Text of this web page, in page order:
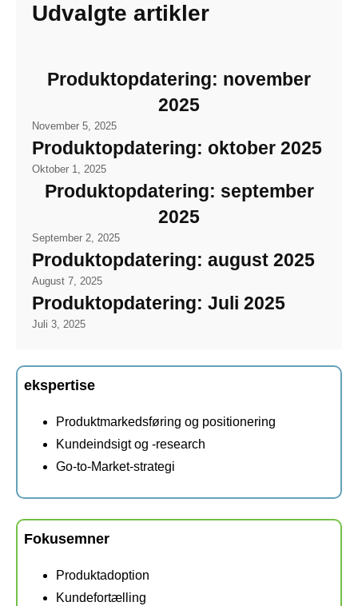
Udvalgte artikler
Produktopdatering: november
2025
November 5, 2025
Produktopdatering: oktober 2025
Oktober 1, 2025
Produktopdatering: september
2025
September 2, 2025
Produktopdatering: august 2025
August 7, 2025
Produktopdatering: Juli 2025
Juli 3, 2025
ekspertise
Produktmarkedsføring og positionering
Kundeindsigt og -research
Go-to-Market-strategi
Fokusemner
Produktadoption
Kundefortælling